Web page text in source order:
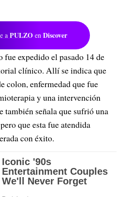
a PULZO en Discover
expedido el pasado 14 de
clínico. Allí se indica que
colon, enfermedad que fue
y una intervención
señala que sufrió una
que esta fue atendida
con éxito.